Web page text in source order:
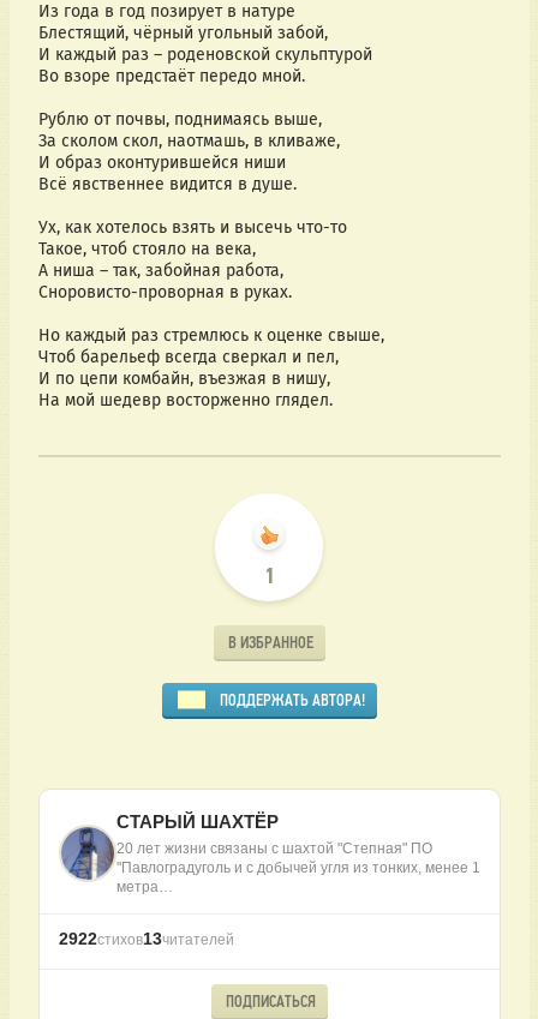
Из года в год позирует в натуре
Блестящий, чёрный угольный забой,
И каждый раз – роденовской скульптурой
Во взоре предстаёт передо мной.
Рублю от почвы, поднимаясь выше,
За сколом скол, наотмашь, в кливаже,
И образ оконтурившейся ниши
Всё явственнее видится в душе.
Ух, как хотелось взять и высечь что-то
Такое, чтоб стояло на века,
А ниша – так, забойная работа,
Сноровисто-проворная в руках.
Но каждый раз стремлюсь к оценке свыше,
Чтоб барельеф всегда сверкал и пел,
И по цепи комбайн, въезжая в нишу,
На мой шедевр восторженно глядел.
1
В ИЗБРАННОЕ
ПОДДЕРЖАТЬ АВТОРА!
СТАРЫЙ ШАХТЁР
20 лет жизни связаны с шахтой "Степная" ПО
"Павлоградуголь и с добычей угля из тонких, менее 1
метра…
2922стихов13читателей
ПОДПИСАТЬСЯ